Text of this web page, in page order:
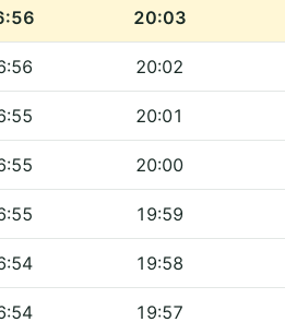
20:03
20:02
20:01
20:00
19:59
19:58
19:57